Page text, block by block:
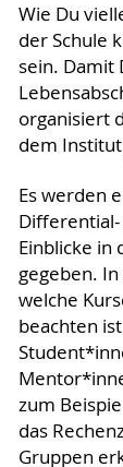
Wie Du
der Schule
sein. Damit
organisiert
dem
Es werden
Einblicke in
gegeben.
welche
beachten
zum
das
Gruppen